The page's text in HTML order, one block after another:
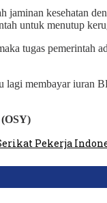
jaminan kesehatan
untuk menutup
tugas pemerintah
membayar iuran
(OSY)
Pekerja